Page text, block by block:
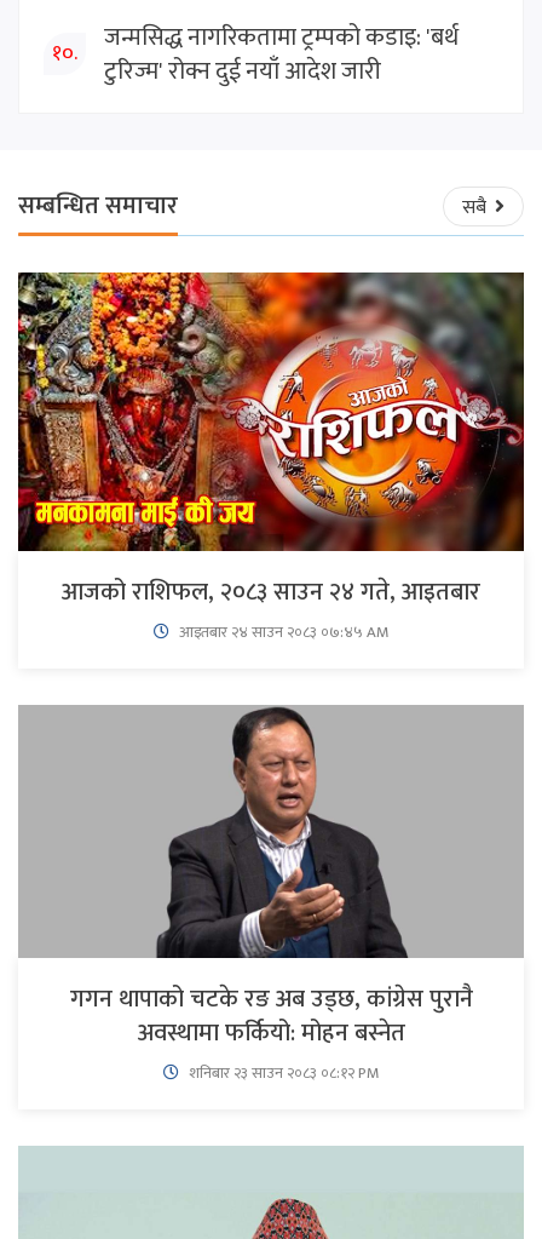
१०.
जन्मसिद्ध नागरिकतामा ट्रम्पको कडाइ: 'बर्थ
टुरिज्म' रोक्न दुई नयाँ आदेश जारी
सम्बन्धित समाचार सबै
आजको राशिफल, २०८३ साउन २४ गते, आइतबार
आइतबार​ २४ साउन २०८३ ०७:४५ AM
गगन थापाको चटके रङ अब उड्छ, कांग्रेस पुरानै
अवस्थामा फर्कियो: मोहन बस्नेत
शनिबार २३ साउन २०८३ ०८:१२ PM